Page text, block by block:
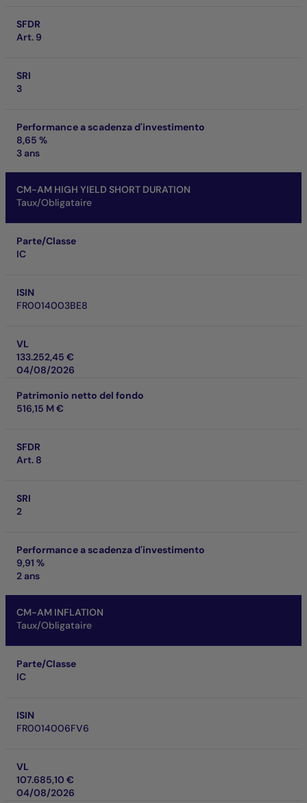
SFDR
Art. 9
SRI
3
Performance a scadenza d'investimento
8,65 %
3 ans
CM-AM HIGH YIELD SHORT DURATION
Taux/Obligataire
Parte/Classe
IC
ISIN
FR0014003BE8
VL
133.252,45 €
04/08/2026
Patrimonio netto del fondo
516,15 M €
SFDR
Art. 8
SRI
2
Performance a scadenza d'investimento
9,91 %
2 ans
CM-AM INFLATION
Taux/Obligataire
Parte/Classe
IC
ISIN
FR0014006FV6
VL
107.685,10 €
04/08/2026